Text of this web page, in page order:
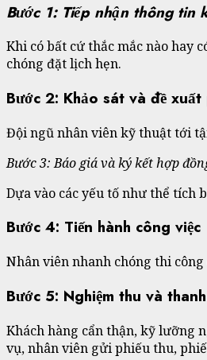
Bước 1: Tiếp nhận thông tin
Khi có bất cứ thắc mắc nào hay
chóng đặt lịch hẹn.
Bước 2: Khảo sát và đề
Đội ngũ nhân viên kỹ thuật tới
Bước 3: Báo giá và ký kết hợp
Dựa vào các yếu tố như thể tích
Bước 4: Tiến hành công việc
Nhân viên nhanh chóng thi
Bước 5: Nghiệm thu và
Khách hàng cẩn thận, kỹ lưỡng
vụ, nhân viên gửi phiếu thu,